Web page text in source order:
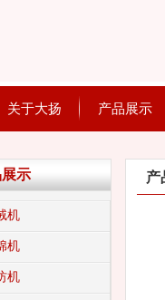
关于大扬 产品展示
示
机
机
机
产